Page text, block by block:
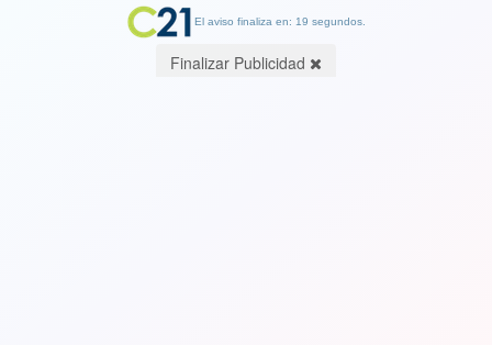
El aviso finaliza en: 19 segundos.
Finalizar Publicidad